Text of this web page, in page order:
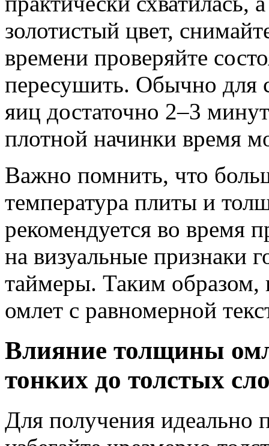
золотистый цвет,
времени проверяйте
пересушить. Обычно для
яиц достаточно 2–3
плотной начинки время
Важно помнить, что
температура плиты и
рекомендуется во время
на визуальные признаки
таймеры. Таким
омлет с равномерной
Влияние толщины
тонких до толстых
Для получения идеально